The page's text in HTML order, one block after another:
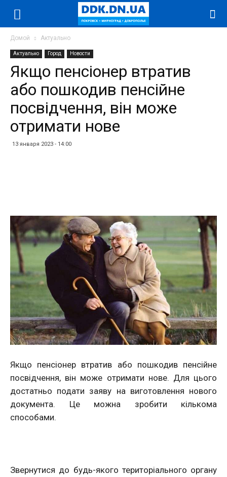
Домой Актуально
Актуально Город Новости
Якщо пенсіонер втратив
або пошкодив пенсійне
посвідчення, він може
отримати нове
13 января 2023 - 14:00
Якщо пенсіонер втратив або пошкодив пенсійне
посвідчення, він може отримати нове. Для цього
достатньо подати заяву на виготовлення нового
документа. Це можна зробити кількома
способами.
Звернутися до будь-якого територіального органу